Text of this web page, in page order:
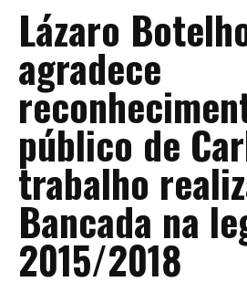
Lázaro
agradece
público de
trabalho
Bancada na
2015/2018